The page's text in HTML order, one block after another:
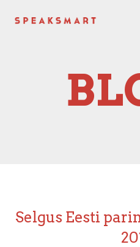
Selgus Eesti